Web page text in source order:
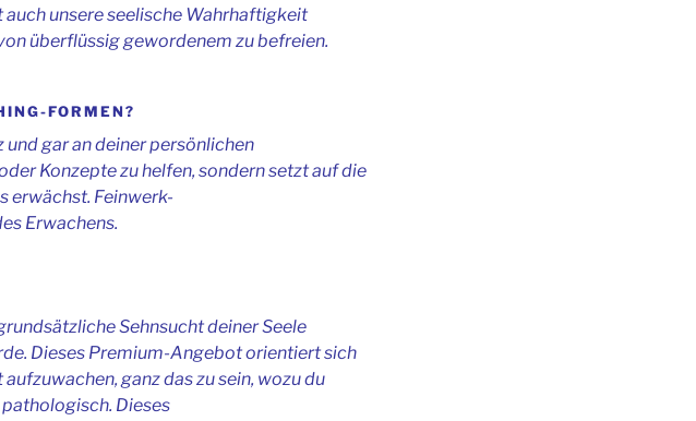
unsere seelische Wahrhaftigkeit
überflüssig gewordenem zu befreien.
FORMEN?
gar an deiner persönlichen
Konzepte zu helfen, sondern setzt auf die
erwächst. Feinwerk-
Erwachens.
Sehnsucht deiner Seele
Dieses Premium-Angebot orientiert sich
ganz das zu sein, wozu du
Dieses